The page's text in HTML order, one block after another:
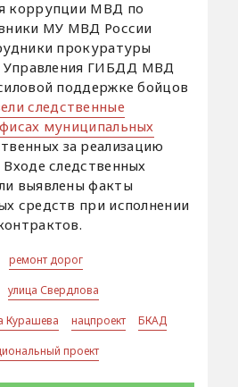
коррупции МВД по
МУ МВД России
прокуратуры
Управления ГИБДД МВД
поддержке бойцов
следственные
муниципальных
за реализацию
следственных
выявлены факты
средств при исполнении
ремонт дорог
улица Свердлова
Курашева нацпроект
БКАД
проект